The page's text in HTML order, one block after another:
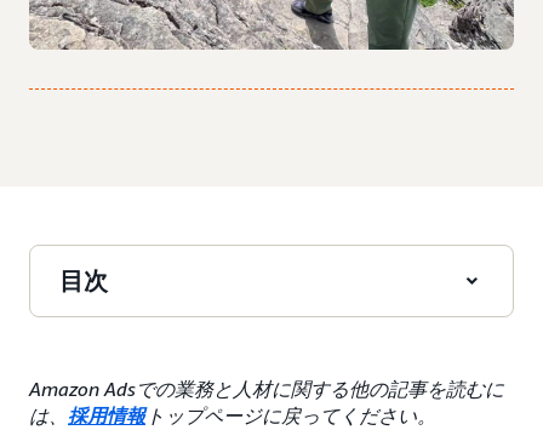
目次
Amazon Adsでの業務と人材に関する他の記事を読むに
は、 採用情報トップページに戻ってください。